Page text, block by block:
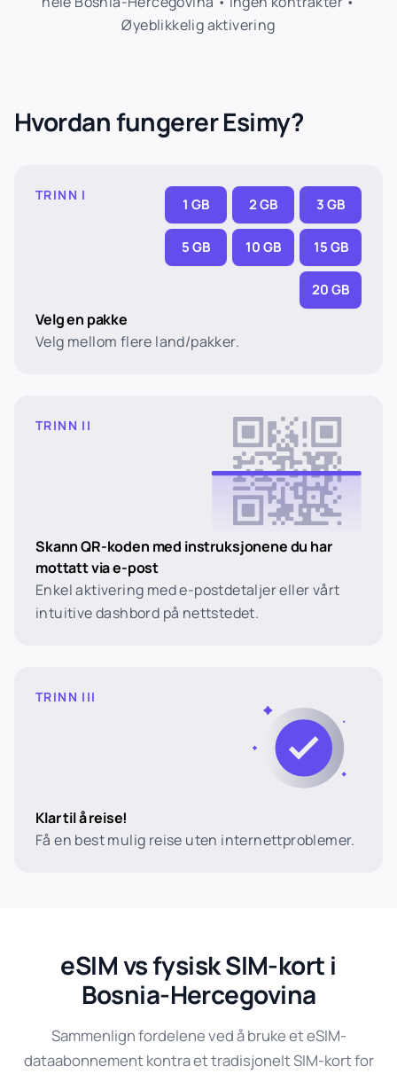
Øyeblikkelig aktivering
Hvordan fungerer Esimy?
TRINN I
1 GB 2 GB 3 GB
5 GB 10 GB 15 GB
20 GB
Velg en pakke
Velg mellom flere land/pakker.
TRINN II
Skann QR-koden med instruksjonene du har
mottatt via e-post
Enkel aktivering med e-postdetaljer eller vårt
intuitive dashbord på nettstedet.
TRINN III
Klar til å reise!
Få en best mulig reise uten internettproblemer.
eSIM vs fysisk SIM-kort i
Bosnia-Hercegovina
Sammenlign fordelene ved å bruke et eSIM-
dataabonnement kontra et tradisjonelt SIM-kort for